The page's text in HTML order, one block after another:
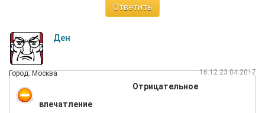
Ответить
Ден
Город: Москва 16:12 23.04.2017
Отрицательное
впечатление